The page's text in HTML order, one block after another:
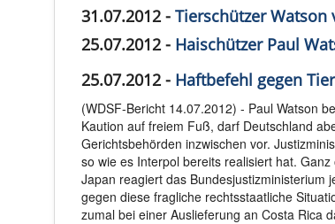
31.07.2012 - Tierschützer Watson
25.07.2012 - Haischützer Paul
25.07.2012 - Haftbefehl gegen
(WDSF-Bericht 14.07.2012) - Paul Watson
Kaution auf freiem Fuß, darf Deutschland
Gerichtsbehörden inzwischen vor.
so wie es Interpol bereits realisiert hat.
Japan reagiert das Bundesjustizministerium
gegen diese fragliche rechtsstaatliche
zumal bei einer Auslieferung an Costa Rica